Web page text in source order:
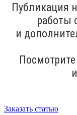
Публикация
работы
и
Заказать статью